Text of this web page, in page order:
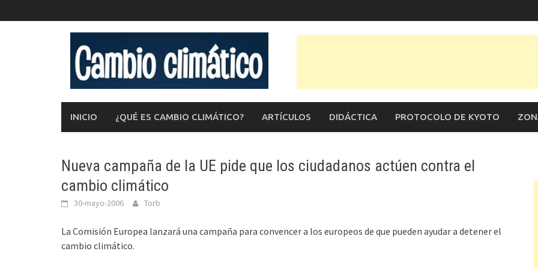
al
INICIO ¿QUÉ ES CAMBIO CLIMÁTICO? ARTÍCULOS DIDÁCTICA PROTOCOLO DE KYOTO
Nueva campaña de la UE pide que los ciudadanos actúen contra el
cambio climático
30-mayo-2006 Torb
La Comisión Europea lanzará una campaña para convencer a los europeos de que pueden ayudar a detener el
cambio climático.